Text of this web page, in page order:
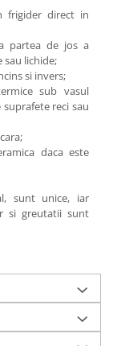
frigider direct in
partea de jos a
sau lichide;
si invers;
sub vasul
reci sau
daca este
sunt unice, iar
si greutatii sunt